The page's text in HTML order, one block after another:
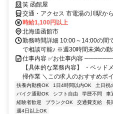
笑 函館屋
交通・アクセス 市電湯の川駅か
時給1,100円以上
北海道函館市
勤務時間詳細 10:00～14:00の間
で相談可能♪ ※週30時間未満の勤
仕事内容 ✅お仕事内容
【具体的な業務内容】 ・ベッド
掃作業 ＼この求人のおすすめポ
扶養内勤務OK 1日4時間以内OK 土日祝
バイク通勤OK
シフト自由 学歴不問 車
経験者歓迎
ブランクOK 交通費支給 長
週4日以上OK